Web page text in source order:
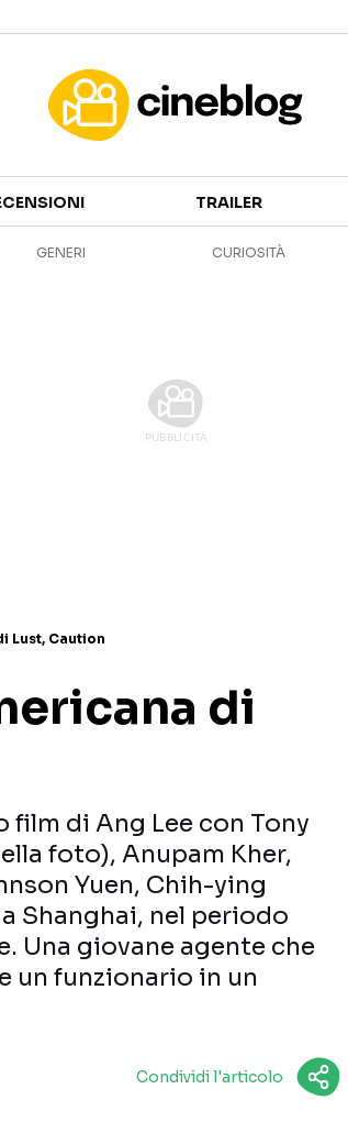
CANALI STREAMING
TRAILER
GENERI CURIOSITÀ
Lust, Caution
di
film di Ang Lee con Tony
foto), Anupam Kher,
Yuen, Chih-ying
Shanghai, nel periodo
Una giovane agente che
un funzionario in un
Condividi l'articolo